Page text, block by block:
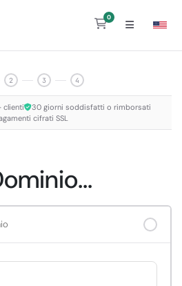
0
Carrello
2 3 4
clienti
30 giorni soddisfatti o rimborsati
cifrati SSL